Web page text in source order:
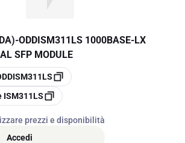
-ODDISM311LS 1000BASE-LX
SFP MODULE
ISM311LS
prezzi e disponibilità
Accedi